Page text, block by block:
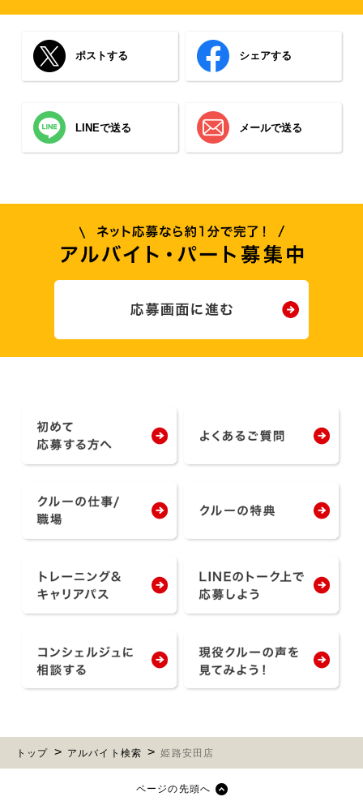
ポストする シェアする
LINEで送る メールで送る
トップ アルバイト検索 姫路安田店
ページの先頭へ